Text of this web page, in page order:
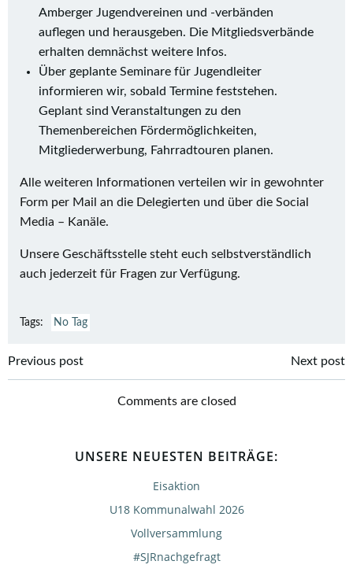
Amberger Jugendvereinen und -verbänden
auflegen und herausgeben. Die Mitgliedsverbände
erhalten demnächst weitere Infos.
Über geplante Seminare für Jugendleiter
informieren wir, sobald Termine feststehen.
Geplant sind Veranstaltungen zu den
Themenbereichen Fördermöglichkeiten,
Mitgliederwerbung, Fahrradtouren planen.
Alle weiteren Informationen verteilen wir in gewohnter
Form per Mail an die Delegierten und über die Social
Media – Kanäle.
Unsere Geschäftsstelle steht euch selbstverständlich
auch jederzeit für Fragen zur Verfügung.
Tags: No Tag
Post
navigation
Previous post
navigation
Next post
Comments are closed
UNSERE NEUESTEN BEITRÄGE:
Eisaktion
U18 Kommunalwahl 2026
Vollversammlung
#SJRnachgefragt